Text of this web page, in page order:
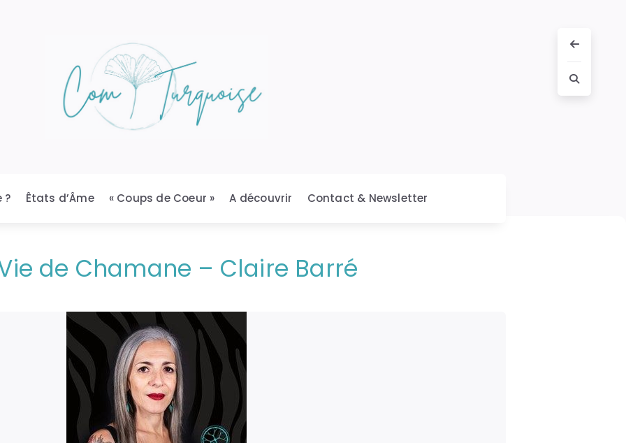
? Êtats d’Âme « Coups de Coeur » A découvrir Contact & Newsletter
de Chamane – Claire Barré